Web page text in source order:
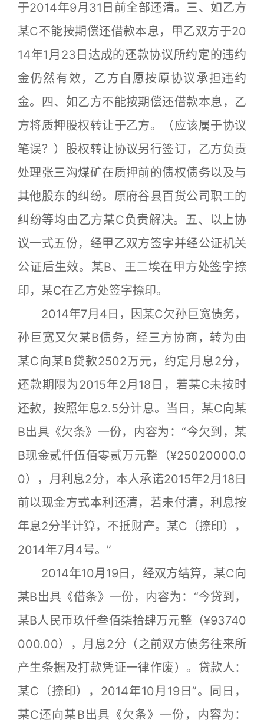
于2014年9月31日前全部还清。三、如乙方
某C不能按期偿还借款本息，甲乙双方于20
14年1月23日达成的还款协议所约定的违约
金仍然有效，乙方自愿按原协议承担违约
金。四、如乙方不能按期偿还借款本息，乙
方将质押股权转让于乙方。（应该属于协议
笔误？）股权转让协议另行签订，乙方负责
处理张三沟煤矿在质押前的债权债务以及与
其他股东的纠纷。原府谷县百货公司职工的
纠纷等均由乙方某C负责解决。五、以上协
议一式五份，经甲乙双方签字并经公证机关
公证后生效。某B、王二埃在甲方处签字捺
印，某C在乙方处签字捺印。
2014年7月4日，因某C欠孙巨宽债务，
孙巨宽又欠某B债务，经三方协商，转为由
某C向某B贷款2502万元，约定月息2分，
还款期限为2015年2月18日，若某C未按时
还款，按照年息2.5分计息。当日，某C向某
B出具《欠条》一份，内容为：“今欠到，某
B现金贰仟伍佰零贰万元整（¥25020000.0
0），月利息2分，本人承诺2015年2月18日
前以现金方式本利还清，若未付清，利息按
年息2分半计算，不抵财产。某C（捺印），
2014年7月4号。”
2014年10月19日，经双方结算，某C向
某B出具《借条》一份，内容为：“今贷到，
某B人民币玖仟叁佰柒拾肆万元整（¥93740
000.00），月息2分（之前双方债务往来所
产生条据及打款凭证一律作废）。贷款人：
某C（捺印），2014年10月19日”。同日，
某C还向某B出具《欠条》一份，内容为：